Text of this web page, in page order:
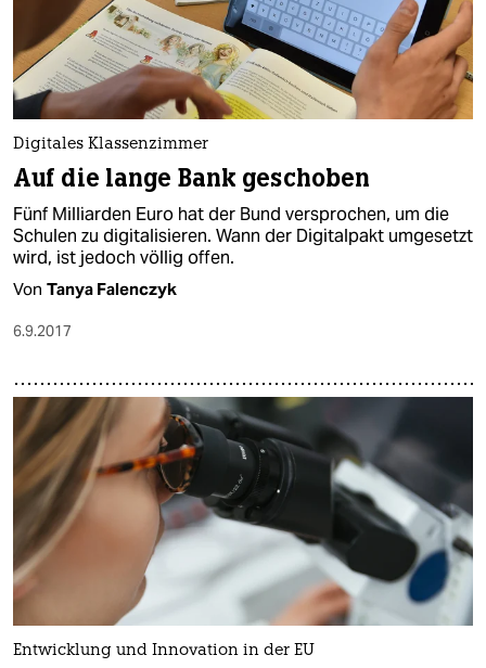
Digitales Klassenzimmer
Auf die lange Bank geschoben
Fünf Milliarden Euro hat der Bund versprochen, um die
Schulen zu digitalisieren. Wann der Digitalpakt umgesetzt
wird, ist jedoch völlig offen.
Von Tanya Falenczyk
6.9.2017
Entwicklung und Innovation in der EU